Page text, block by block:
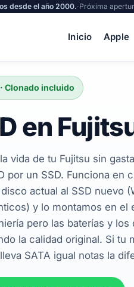
desde el año 2000.·Próxima
Inicio Apple
Clonado incluido
en
vida de tu Fujitsu sin
por un SSD. Funciona en
actual al SSD nuevo
y lo montamos en el
pero las baterías y los
la calidad original. Si tu
SATA igual notas la